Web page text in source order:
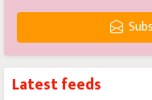
Latest feeds